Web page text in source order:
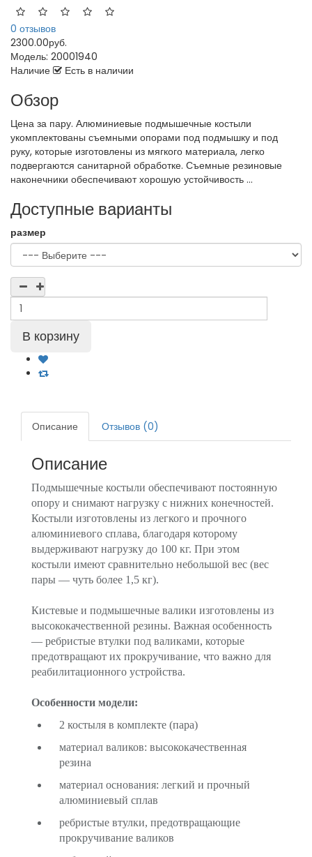
0 отзывов
2300.00руб.
Модель: 20001940
Наличие
Есть в наличии
Обзор
Цена за пару. Алюминиевые подмышечные костыли
укомплектованы съемными опорами под подмышку и под
руку, которые изготовлены из мягкого материала, легко
подвергаются санитарной обработке. Съемные резиновые
наконечники обеспечивают хорошую устойчивость ...
Доступные варианты
размер
Описание Отзывов (0)
Описание
Подмышечные костыли обеспечивают постоянную
опору и снимают нагрузку с нижних конечностей.
Костыли изготовлены из легкого и прочного
алюминиевого сплава, благодаря которому
выдерживают нагрузку до 100 кг. При этом
костыли имеют сравнительно небольшой вес (вес
пары — чуть более 1,5 кг).
Кистевые и подмышечные валики изготовлены из
высококачественной резины. Важная особенность
— ребристые втулки под валиками, которые
предотвращают их прокручивание, что важно для
реабилитационного устройства.
Особенности модели:
2 костыля в комплекте (пара)
материал валиков: высококачественная
резина
материал основания: легкий и прочный
алюминиевый сплав
ребристые втулки, предотвращающие
прокручивание валиков